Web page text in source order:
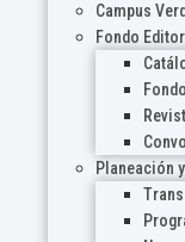
Campus
Fondo
Planeación